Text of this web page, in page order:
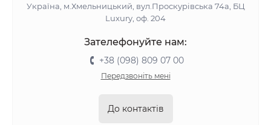
Україна, м.Хмельницький, вул.Проскурівська 74а, БЦ
Luxury, оф. 204
Зателефонуйте нам:
+38 (098) 809 07 00
Передзвоніть мені
До контактів